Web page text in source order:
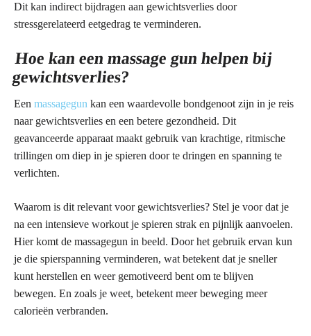
Dit kan indirect bijdragen aan gewichtsverlies door
stressgerelateerd eetgedrag te verminderen.
Hoe kan een massage gun helpen bij
gewichtsverlies?
Een massagegun kan een waardevolle bondgenoot zijn in je reis
naar gewichtsverlies en een betere gezondheid. Dit
geavanceerde apparaat maakt gebruik van krachtige, ritmische
trillingen om diep in je spieren door te dringen en spanning te
verlichten.
Waarom is dit relevant voor gewichtsverlies? Stel je voor dat je
na een intensieve workout je spieren strak en pijnlijk aanvoelen.
Hier komt de massagegun in beeld. Door het gebruik ervan kun
je die spierspanning verminderen, wat betekent dat je sneller
kunt herstellen en weer gemotiveerd bent om te blijven
bewegen. En zoals je weet, betekent meer beweging meer
calorieën verbranden.